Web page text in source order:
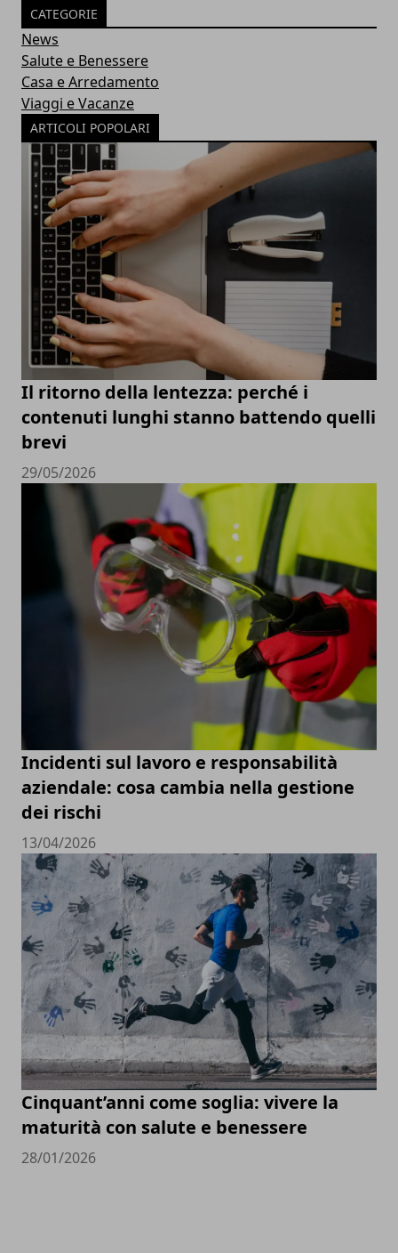
CATEGORIE
News
Salute e Benessere
Casa e Arredamento
Viaggi e Vacanze
ARTICOLI POPOLARI
Il ritorno della lentezza: perché i
contenuti lunghi stanno battendo quelli
brevi
29/05/2026
Incidenti sul lavoro e responsabilità
aziendale: cosa cambia nella gestione
dei rischi
13/04/2026
Cinquant’anni come soglia: vivere la
maturità con salute e benessere
28/01/2026